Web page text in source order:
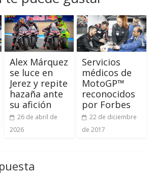
Alex Márquez
se luce en
Jerez y repite
hazaña ante
su afición
26 de abril de
2026
Servicios
médicos de
MotoGP™
reconocidos
por Forbes
22 de diciembre
de 2017